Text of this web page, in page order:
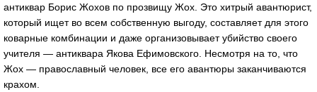
антиквар Борис Жохов по прозвищу Жох. Это хитрый авантюрист,
который ищет во всем собственную выгоду, составляет для этого
коварные комбинации и даже организовывает убийство своего
учителя — антиквара Якова Ефимовского. Несмотря на то, что
Жох — православный человек, все его авантюры заканчиваются
крахом.